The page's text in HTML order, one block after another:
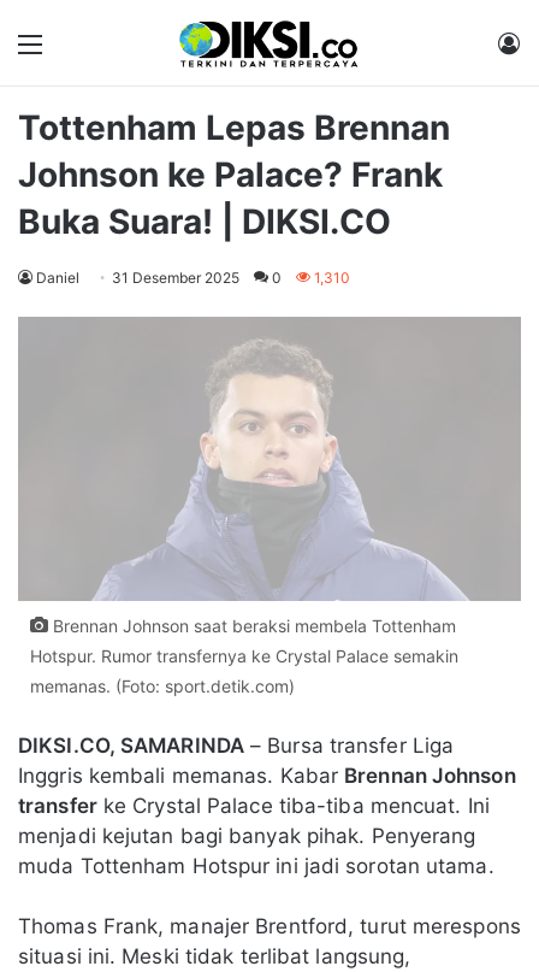
Tottenham Lepas Brennan
Johnson ke Palace? Frank
Buka Suara! | DIKSI.CO
Daniel 31 Desember 2025 0 1,310
Brennan Johnson saat beraksi membela Tottenham
Hotspur. Rumor transfernya ke Crystal Palace semakin
memanas. (Foto: sport.detik.com)
DIKSI.CO, SAMARINDA– Bursa transfer Liga
Inggris kembali memanas. Kabar Brennan Johnson
transferke Crystal Palace tiba-tiba mencuat. Ini
menjadi kejutan bagi banyak pihak. Penyerang
muda Tottenham Hotspur ini jadi sorotan utama.
Thomas Frank, manajer Brentford, turut merespons
situasi ini. Meski tidak terlibat langsung,